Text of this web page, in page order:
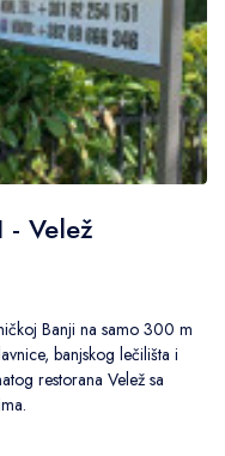
- Velež
Banji na samo 300 m
banjskog lečilišta i
restorana Velež sa